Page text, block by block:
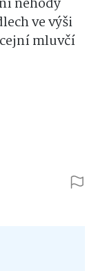
ve výši
mluvčí